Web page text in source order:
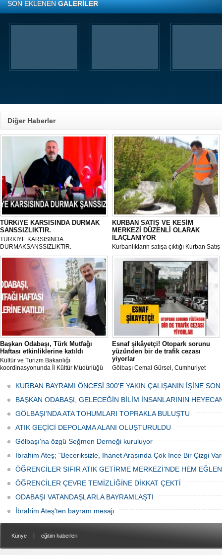
SON EKLENENGALERİLER
Diğer Haberler
TÜRKiYE KARSISINDA DURMAK
SANSSIZLIKTIR.
TÜRKIYE KARSISINDA
DURMAKSANSSIZLIKTIR.
KURBAN SATIŞ VE KESİM
MERKEZİ DÜZENLİ OLARAK
İLAÇLANIYOR
Kurbanlıkların satışa çıktığı Kurban Satış
ve Kesim Merkezi, haşere ve
mikropların önüne geçilmesi amacıyla
her gün Gölbaşı Belediyesi ekipleri
tarafından düzenli olarak ilaçlanıyor.
Başkan Odabaşı, Türk Mutfağı
Haftası etkinliklerine katıldı
Kültür ve Turizm Bakanlığı
koordinasyonunda İl Kültür Müdürlüğü
Haftası" etkinlikleri Ankara'da devam
ediyor.
Esnaf şikâyetçi! Otopark sorunu
yüzünden bir de trafik cezası
yiyorlar
Gölbaşı Cemal Gürsel, Cumhuriyet
bulunan esnaf ve alışverişe gelen
vatandaşlar park cezaları yüzünden
canından bezdi.
KURBAN BAYRAMI ÖNCESİ 300'E YAKIN ÇALIŞANIN İŞİNE
BAŞKAN ODABAŞI, GELECEĞİN BİLİM İNSANLARININ
GÖLBAŞI’NDA ATA TOHUMLARI TOPRAKLA BULUŞTU
ATIK GEÇİCİ DEPOLAMA ALANI OLUŞTURULDU
Gölbaşı'na özgü Seğmen Derneği kuruluyor
İbrahim Ateş; “Beceriksizle, İhanet Arasında Çok İnce Bir Çizgi
ÖĞRENCİLER SIFIR ATIK GETİRME MERKEZİ’NDE HEM
ÖĞRENCİLER ÇEVRE TEMİZLİĞİNE DİKKAT ÇEKTİ
ODABAŞI VATANDAŞLARLA BAYRAMLAŞTI
İbrahim Ateş'ten bayram mesajı
Künye eğitim haberleri